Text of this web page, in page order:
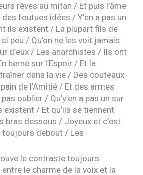
rêves au mitan / Et puis l’âme
foutues idées / Y’en a pas un
ils existent / La plupart fils de
peu / Qu’on ne les voit jamais
d’eux / Les anarchistes / Ils ont
berne sur l’Espoir / Et la
dans la vie / Des couteaux
de l’Amitié / Et des armes
oublier / Qu’y’en a pas un sur
/ Et qu’ils se tiennent
bras dessous / Joyeux et c’est
toujours debout / Les
le contraste toujours
le charme de la voix et la